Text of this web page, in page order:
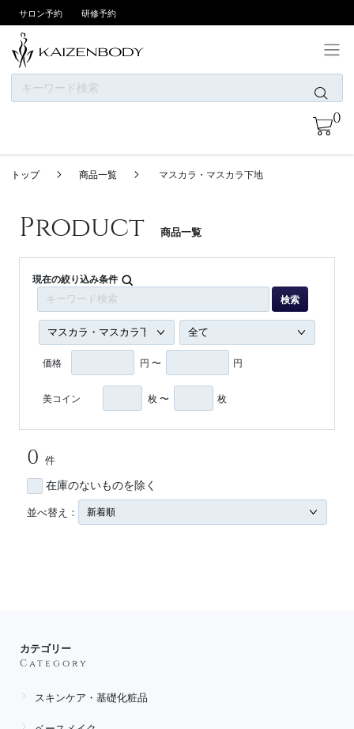
サロン予約 研修予約
0
ニュース
ブランド
会員登録/ログイン
トップ 商品一覧 マスカラ・マスカラ下地
カテゴリー
Category
スキンケア・基礎化粧品
Product 商品一覧
現在の絞り込み条件
検索
価格 円 〜 円
美コイン 枚 〜 枚
0 件
在庫のないものを除く
並べ替え：